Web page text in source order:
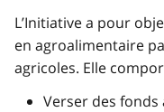
L’Initiative a pour
en agroalimentaire
agricoles. Elle
Verser des fonds